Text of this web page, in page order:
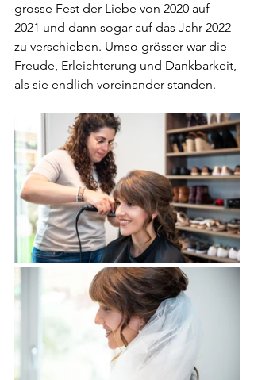
grosse Fest der Liebe von 2020 auf
2021 und dann sogar auf das Jahr 2022
zu verschieben. Umso grösser war die
Freude, Erleichterung und Dankbarkeit,
als sie endlich voreinander standen.